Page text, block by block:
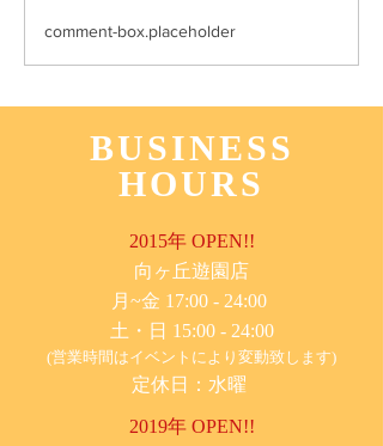
comment-box.placeholder
BUSINESS
HOURS
2015年 OPEN!!
​向ヶ丘遊園店
月~金 17:00 - 24:00
土・日 15:00 - 24:00
(営業時間はイベントにより変動致します)
定休日：水曜
2019年 OPEN!!